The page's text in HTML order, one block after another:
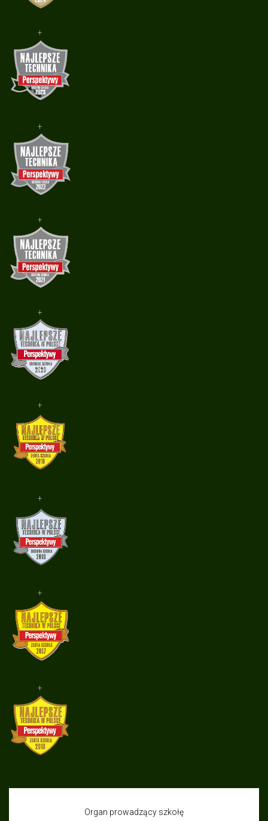
+
+
+
+
+
+
+
+
Organ prowadzący szkołę